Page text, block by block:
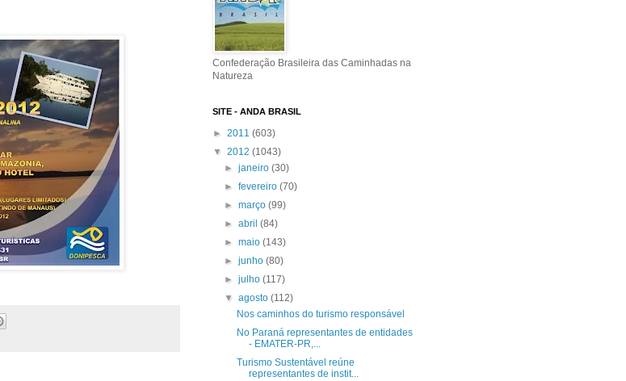
Confederação Brasileira das Caminhadas na
Natureza
SITE - ANDA BRASIL
► 2011 (603)
▼ 2012 (1043)
►janeiro(30)
►fevereiro(70)
►março(99)
►abril(84)
►maio(143)
►junho(80)
►julho(117)
▼agosto(112)
Nos caminhos do turismo responsável
No Paraná representantes de entidades
- EMATER-PR,...
Turismo Sustentável reúne
representantes de instit...